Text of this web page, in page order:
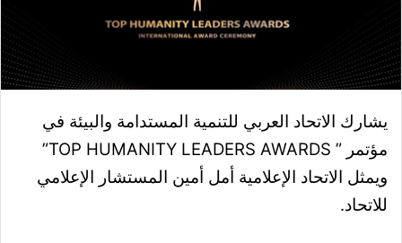
يشارك الاتحاد العربي للتنمية المستدامة والبيئة في
مؤتمر ” TOP HUMANITY LEADERS AWARDS”
ويمثل الاتحاد الإعلامية أمل أمين المستشار الإعلامي
للاتحاد.